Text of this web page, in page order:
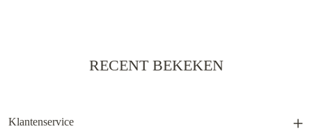
RECENT BEKEKEN
Klantenservice